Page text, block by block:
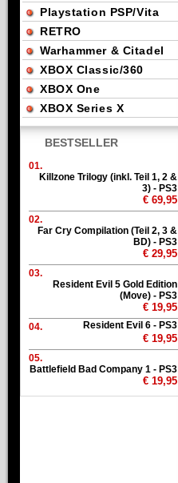
Playstation PSP/Vita
RETRO
Warhammer & Citadel
XBOX Classic/360
XBOX One
XBOX Series X
BESTSELLER
01.
Killzone Trilogy (inkl. Teil 1, 2 &
3) - PS3
€ 69,95
02.
Far Cry Compilation (Teil 2, 3 &
BD) - PS3
€ 29,95
03.
Resident Evil 5 Gold Edition
(Move) - PS3
€ 19,95
04. Resident Evil 6 - PS3
€ 19,95
05.
Battlefield Bad Company 1 - PS3
€ 19,95